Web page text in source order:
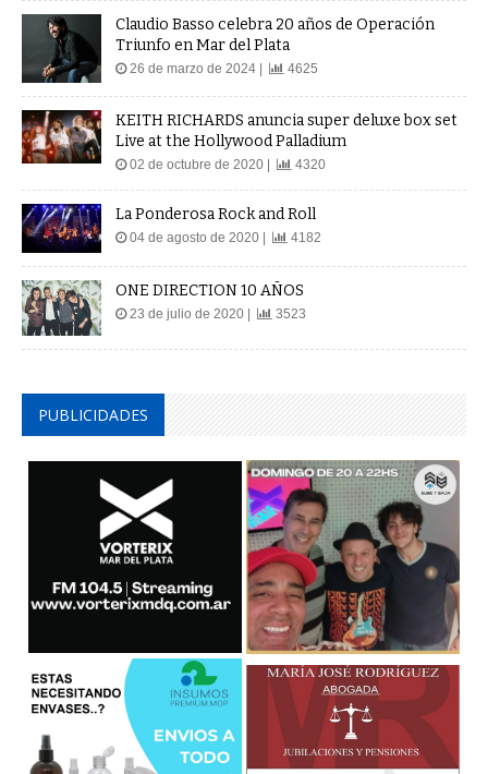
Claudio Basso celebra 20 años de Operación
Triunfo en Mar del Plata
26 de marzo de 2024 | 4625
KEITH RICHARDS anuncia super deluxe box set
Live at the Hollywood Palladium
02 de octubre de 2020 | 4320
La Ponderosa Rock and Roll
04 de agosto de 2020 | 4182
ONE DIRECTION 10 AÑOS
23 de julio de 2020 | 3523
PUBLICIDADES